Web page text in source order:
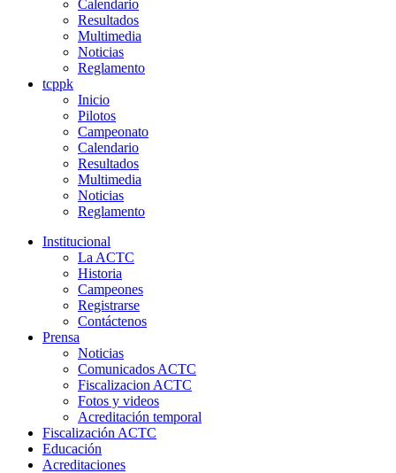
Calendario
Resultados
Multimedia
Noticias
Reglamento
tcppk
Inicio
Pilotos
Campeonato
Calendario
Resultados
Multimedia
Noticias
Reglamento
Institucional
La ACTC
Historia
Campeones
Registrarse
Contáctenos
Prensa
Noticias
Comunicados ACTC
Fiscalizacion ACTC
Fotos y videos
Acreditación temporal
Fiscalización ACTC
Educación
Acreditaciones